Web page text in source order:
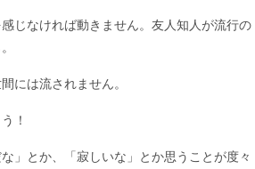
じなければ動きません。友人知人が流行の
には流されません。
！
」とか、「寂しいな」とか思うことが度々